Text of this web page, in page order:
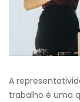
A
trabalho é uma